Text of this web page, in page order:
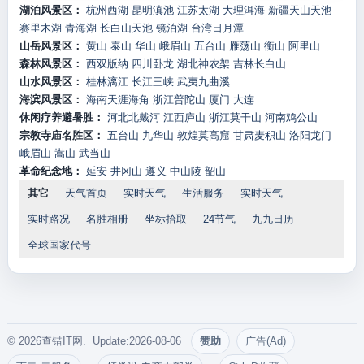
湖泊风景区： 杭州西湖 昆明滇池 江苏太湖 大理洱海 新疆天山天池
赛里木湖 青海湖 长白山天池 镜泊湖 台湾日月潭
山岳风景区： 黄山 泰山 华山 峨眉山 五台山 雁荡山 衡山 阿里山
森林风景区： 西双版纳 四川卧龙 湖北神农架 吉林长白山
山水风景区： 桂林漓江 长江三峡 武夷九曲溪
海滨风景区： 海南天涯海角 浙江普陀山 厦门 大连
休闲疗养避暑胜： 河北北戴河 江西庐山 浙江莫干山 河南鸡公山
宗教寺庙名胜区： 五台山 九华山 敦煌莫高窟 甘肃麦积山 洛阳龙门
峨眉山 嵩山 武当山
革命纪念地： 延安 井冈山 遵义 中山陵 韶山
其它
天气首页 实时天气 生活服务 实时天气
实时路况 名胜相册 坐标拾取 24节气 九九日历
全球国家代号
© 2026查错IT网. Update:2026-08-06 赞助 广告(Ad)